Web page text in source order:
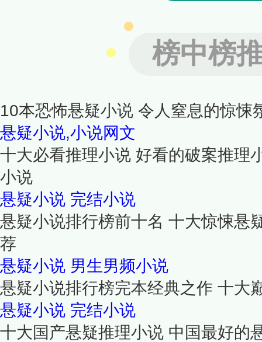
榜中榜
10本恐怖悬疑小说 令人窒息的惊悚
悬疑小说,小说网文
十大必看推理小说 好看的破案推理
小说
悬疑小说 完结小说
悬疑小说排行榜前十名 十大惊悚悬
荐
悬疑小说 男生男频小说
悬疑小说排行榜完本经典之作 十大
悬疑小说 完结小说
十大国产悬疑推理小说 中国最好的